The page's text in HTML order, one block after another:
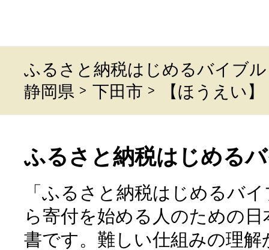
ふるさと納税はじめるバイブル
静岡県
下田市 【ほうえい
ふるさと納税はじめる
「ふるさと納税はじめるバ
ら寄付を始める人のための
書です。難しい仕組みの理